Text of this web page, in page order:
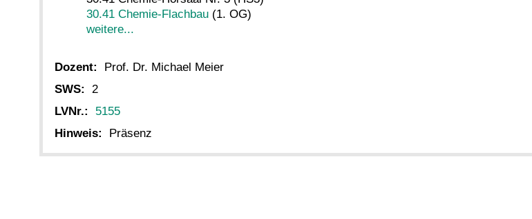
30.41 Chemie-Flachbau (1. OG)
weitere...
Dozent:
Prof. Dr. Michael Meier
SWS:
2
LVNr.:
5155
Hinweis:
Präsenz